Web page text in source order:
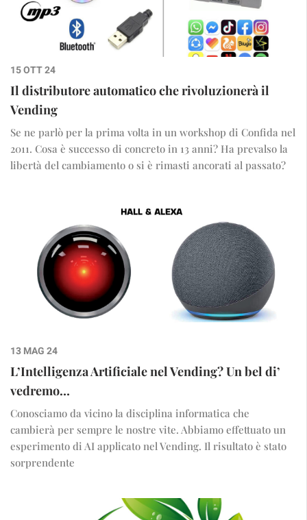
15 OTT 24
Il distributore automatico che rivoluzionerà il
Vending
Se ne parlò per la prima volta in un workshop di Confida nel
2011. Cosa è successo di concreto in 13 anni? Ha prevalso la
libertà del cambiamento o si è rimasti ancorati al passato?
13 MAG 24
L’Intelligenza Artificiale nel Vending? Un bel di’
vedremo…
Conosciamo da vicino la disciplina informatica che
cambierà per sempre le nostre vite. Abbiamo effettuato un
esperimento di AI applicato nel Vending. Il risultato è stato
sorprendente